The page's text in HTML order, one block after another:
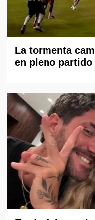
La tormenta
en pleno